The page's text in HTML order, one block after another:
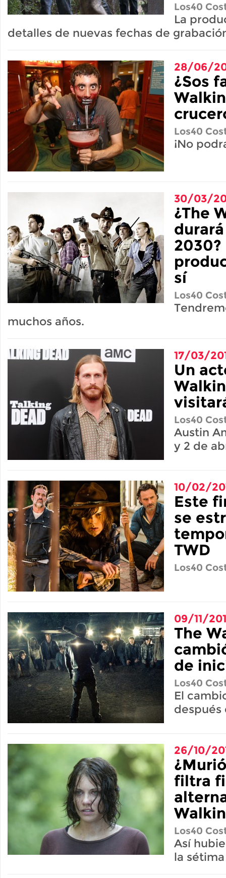
Los40
La
detalles de nuevas fechas de
28/06/
¿Sos
Los40
¡No
30/03/
¿The
2030?
sí
Los40
muchos años.
17/03/
Un
Los40
Austin
y 2 de
10/02/
Este
se
TWD
Los40
09/11/
The
de
Los40
El
después
26/10/
filtra
Los40
Así
la